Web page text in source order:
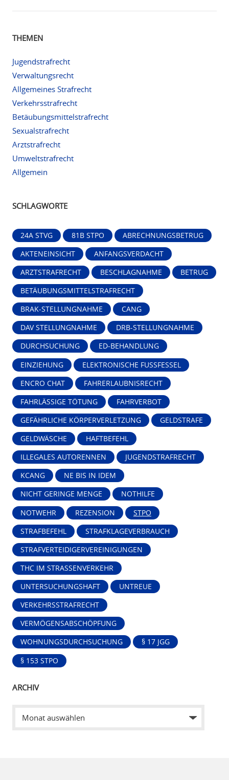
THEMEN
Jugendstrafrecht
Verwaltungsrecht
Allgemeines Strafrecht
Verkehrsstrafrecht
Betäubungsmittelstrafrecht
Sexualstrafrecht
Arztstrafrecht
Umweltstrafrecht
Allgemein
SCHLAGWORTE
24A STVG 81B STPO ABRECHNUNGSBETRUG
AKTENEINSICHT ANFANGSVERDACHT
ARZTSTRAFRECHT BESCHLAGNAHME BETRUG
BETÄUBUNGSMITTELSTRAFRECHT
BRAK-STELLUNGNAHME CANG
DAV STELLUNGNAHME DRB-STELLUNGNAHME
DURCHSUCHUNG ED-BEHANDLUNG
EINZIEHUNG ELEKTRONISCHE FUSSFESSEL
ENCRO CHAT FAHRERLAUBNISRECHT
FAHRLÄSSIGE TÖTUNG FAHRVERBOT
GEFÄHRLICHE KÖRPERVERLETZUNG GELDSTRAFE
GELDWÄSCHE HAFTBEFEHL
ILLEGALES AUTORENNEN JUGENDSTRAFRECHT
KCANG NE BIS IN IDEM
NICHT GERINGE MENGE NOTHILFE
NOTWEHR REZENSION STPO
STRAFBEFEHL STRAFKLAGEVERBRAUCH
STRAFVERTEIDIGERVEREINIGUNGEN
THC IM STRASSENVERKEHR
UNTERSUCHUNGSHAFT UNTREUE
VERKEHRSSTRAFRECHT
VERMÖGENSABSCHÖPFUNG
WOHNUNGSDURCHSUCHUNG § 17 JGG
§ 153 STPO
ARCHIV